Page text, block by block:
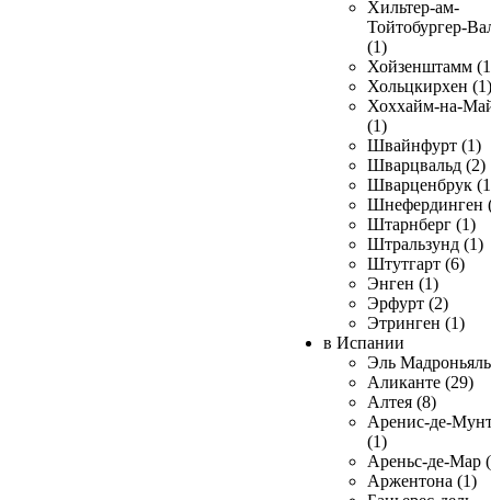
Хильтер-ам-
Тойтобургер-
(1)
Хойзенштамм
Хольцкирхен (1)
Хоххайм-на-
(1)
Швайнфурт (1)
Шварцвальд (2)
Шварценбрук
Шнефердинген
Штарнберг (1)
Штральзунд (1)
Штутгарт (6)
Энген (1)
Эрфурт (2)
Этринген (1)
в Испании
Эль
Аликанте (29)
Алтея (8)
Аренис-де-
(1)
Ареньс-де-Мар
Аржентона (1)